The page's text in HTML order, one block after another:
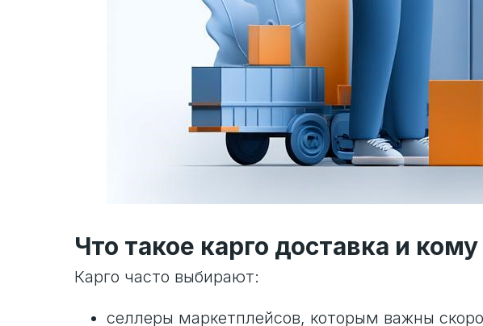
Что такое карго доставка и
Карго часто выбирают:
селлеры маркетплейсов, которым важны